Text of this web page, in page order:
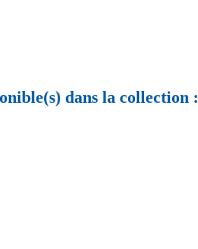
dans la collection :